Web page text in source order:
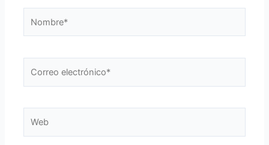
electrónico*